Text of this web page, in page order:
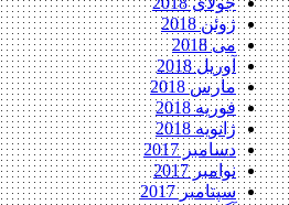
ژوئن 2018
می 2018
آوریل 2018
مارس 2018
فوریه 2018
ژانویه 2018
دسامبر 2017
نوامبر 2017
سپتامبر 2017